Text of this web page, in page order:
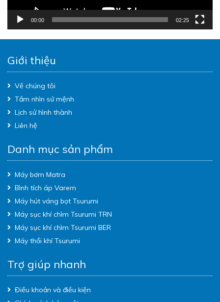
00:00 02:25
Giới thiệu
Về chúng tôi
Tầm nhìn sứ mệnh
Lịch sử hình thành
Liên hệ
Danh mục sản phẩm
Máy bơm Matra
Bình tích áp Varem
Máy hút váng bọt Tsurumi
Máy sục khí chìm Tsurumi TRN
Máy sục khí chìm Tsurumi BER
Máy thổi khí Tsurumi
Trợ giúp nhanh
Điều khoản và điều kiện